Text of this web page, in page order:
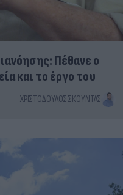
Πέθανε ο
και το έργο του
ΧΡΙΣΤΌΔΟΥΛΟΣ ΣΚΟΎΝΤΑΣ